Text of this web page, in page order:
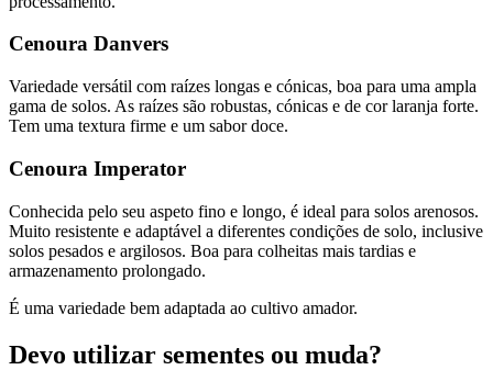
Cenoura Danvers
Variedade versátil com raízes longas e cónicas, boa para uma ampla
gama de solos. As raízes são robustas, cónicas e de cor laranja forte.
Tem uma textura firme e um sabor doce.
Cenoura Imperator
Conhecida pelo seu aspeto fino e longo, é ideal para solos arenosos.
Muito resistente e adaptável a diferentes condições de solo, inclusive
solos pesados e argilosos. Boa para colheitas mais tardias e
armazenamento prolongado.
É uma variedade bem adaptada ao cultivo amador.
Devo utilizar sementes ou muda?